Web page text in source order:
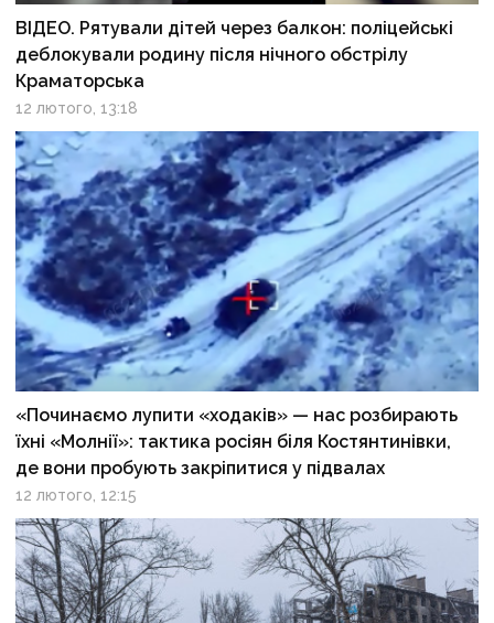
ВІДЕО. Рятували дітей через балкон: поліцейські
деблокували родину після нічного обстрілу
Краматорська
12 лютого, 13:18
«Починаємо лупити «ходаків» — нас розбирають
їхні «Молнії»: тактика росіян біля Костянтинівки,
де вони пробують закріпитися у підвалах
12 лютого, 12:15